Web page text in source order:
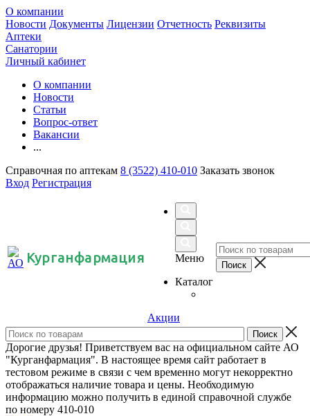
О компании
Новости Документы Лицензии Отчетность Реквизиты
Аптеки
Санатории
Личный кабинет
О компании
Новости
Статьи
Вопрос-ответ
Вакансии
...
Справочная по аптекам 8 (3522) 410-010 Заказать звонок
Вход Регистрация
Курганфармация
Меню
Каталог
Акции
Дорогие друзья! Приветствуем вас на официальном сайте АО
"Курганфармация". В настоящее время сайт работает в
тестовом режиме в связи с чем временно могут некорректно
отображаться наличие товара и цены. Необходимую
информацию можно получить в единой справочной службе
по номеру 410-010